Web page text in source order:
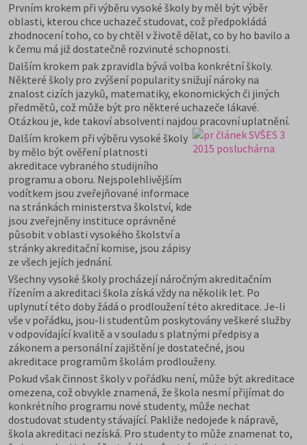
Prvním krokem při výběru vysoké školy by měl být výběr
oblasti, kterou chce uchazeč studovat, což předpokládá
zhodnocení toho, co by chtěl v životě dělat, co by ho bavilo a
k čemu má již dostatečně rozvinuté schopnosti.
Dalším krokem pak zpravidla bývá volba konkrétní školy.
Některé školy pro zvýšení popularity snižují nároky na
znalost cizích jazyků, matematiky, ekonomických či jiných
předmětů, což může být pro některé uchazeče lákavé.
Otázkou je, kde takoví absolventi najdou pracovní uplatnění.
Dalším krokem při výběru vysoké školy
by mělo být ověření platnosti
akreditace vybraného studijního
programu a oboru. Nejspolehlivějším
vodítkem jsou zveřejňované informace
na stránkách ministerstva školství, kde
jsou zveřejněny instituce oprávněné
působit v oblasti vysokého školství a
stránky akreditační komise, jsou zápisy
ze všech jejích jednání.
Všechny vysoké školy procházejí náročným akreditačním
řízením a akreditaci škola získá vždy na několik let. Po
uplynutí této doby žádá o prodloužení této akreditace. Je-li
vše v pořádku, jsou-li studentům poskytovány veškeré služby
v odpovídající kvalitě a v souladu s platnými předpisy a
zákonem a personální zajištění je dostatečné, jsou
akreditace programům školám prodlouženy.
Pokud však činnost školy v pořádku není, může být akreditace
omezena, což obvykle znamená, že škola nesmí přijímat do
konkrétního programu nové studenty, může nechat
dostudovat studenty stávající. Pakliže nedojede k nápravě,
škola akreditaci nezíská. Pro studenty to může znamenat to,